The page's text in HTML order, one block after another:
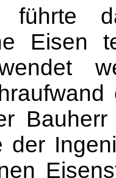
führte
Eisen
der